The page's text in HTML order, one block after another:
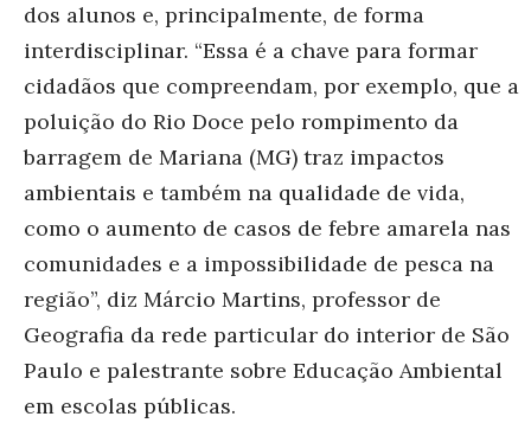
dos alunos e, principalmente, de forma
interdisciplinar. “Essa é a chave para formar
cidadãos que compreendam, por exemplo, que a
poluição do Rio Doce pelo rompimento da
barragem de Mariana (MG) traz impactos
ambientais e também na qualidade de vida,
como o aumento de casos de febre amarela nas
comunidades e a impossibilidade de pesca na
região”, diz Márcio Martins, professor de
Geografia da rede particular do interior de São
Paulo e palestrante sobre Educação Ambiental
em escolas públicas.